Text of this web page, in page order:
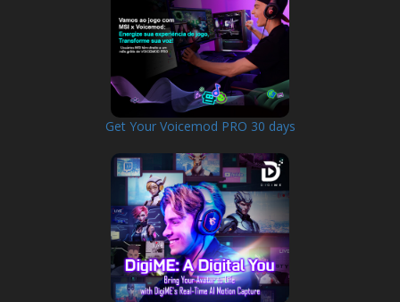
Get Your Voicemod PRO 30 days